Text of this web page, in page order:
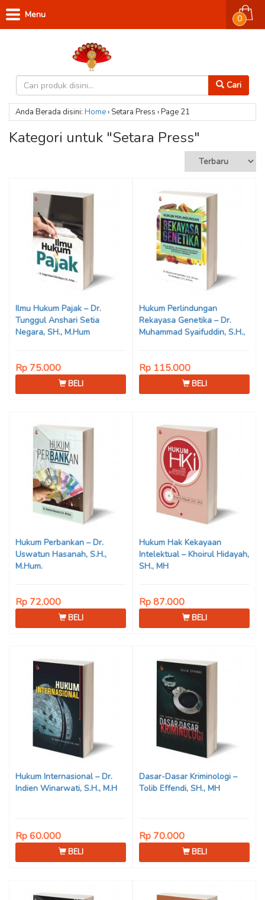
Cari
0
Menu
Anda Berada disini: Home› Setara Press ›Page 21
Kategori untuk "Setara Press"
Ilmu Hukum Pajak – Dr.
Tunggul Anshari Setia
Negara, SH., M.Hum
Rp 75.000
BELI
Hukum Perlindungan
Rekayasa Genetika – Dr.
Muhammad Syaifuddin, S.H.,
Rp 115.000
BELI
Hukum Perbankan – Dr.
Uswatun Hasanah, S.H.,
M.Hum.
Rp 72.000
BELI
Hukum Hak Kekayaan
Intelektual – Khoirul Hidayah,
SH., MH
Rp 87.000
BELI
Hukum Internasional – Dr.
Indien Winarwati, S.H., M.H
Rp 60.000
BELI
Dasar-Dasar Kriminologi –
Tolib Effendi, SH., MH
Rp 70.000
BELI